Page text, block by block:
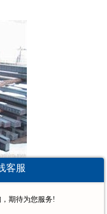
不使用砂型或者是
，因此是不会出现
客服
期待为您服务!